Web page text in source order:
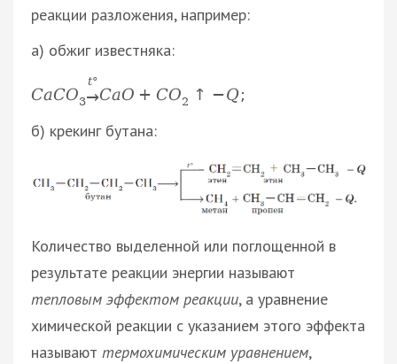
реакции разложения, например:
а) обжиг известняка:
CaCO3
t°
→CaO + CO2 ↑ −Q;
б) крекинг бутана:
Количество выделенной или поглощенной в
результате реакции энергии называют
тепловым эффектом реакции, а уравнение
химической реакции с указанием этого эффекта
называют термохимическим уравнением,